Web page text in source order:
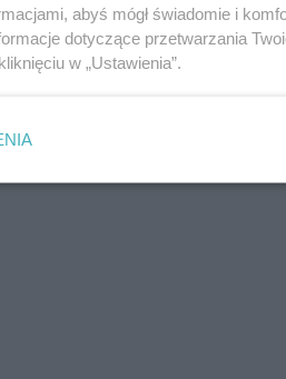
abyś mógł świadomie i
dotyczące przetwarzania
w „Ustawienia”.